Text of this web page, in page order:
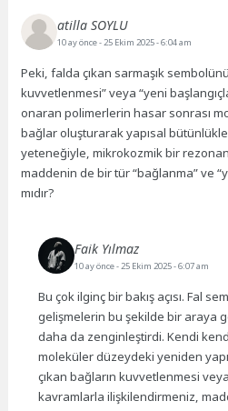
atilla SOYLU
10 ay önce- 25 Ekim 2025 - 6:04 am
Peki, falda çıkan sarmaşık
kuvvetlenmesi” veya “yeni
onaran polimerlerin hasar sonrası
bağlar oluşturarak yapısal
yeteneğiyle, mikrokozmik bir
maddenin de bir tür “bağlanma” ve
mıdır?
Faik Yılmaz
10 ay önce- 25 Ekim 2025 - 6:07 am
Bu çok ilginç bir bakış açısı. Fal
gelişmelerin bu şekilde bir araya
daha da zenginleştirdi. Kendi
moleküler düzeydeki yeniden
çıkan bağların kuvvetlenmesi
kavramlarla ilişkilendirmeniz,